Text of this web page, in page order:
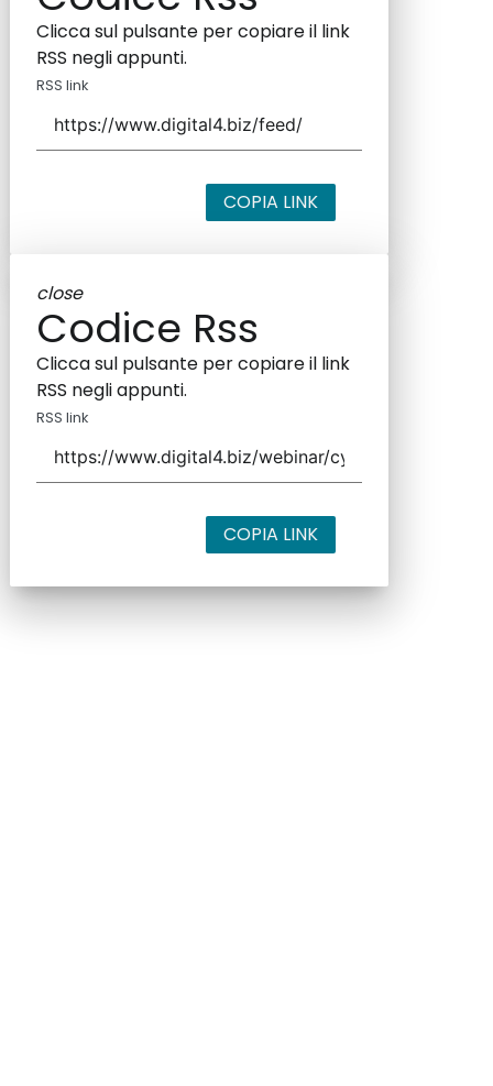
Clicca sul pulsante per copiare il link
RSS negli appunti.
RSS link
COPIA LINK
close
Codice Rss
Clicca sul pulsante per copiare il link
RSS negli appunti.
RSS link
COPIA LINK